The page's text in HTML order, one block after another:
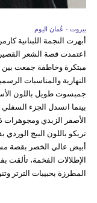
بيروت - عُمان اليوم
أبهرت النجمة اللبنانية
اعتمدت قصة الشعر القصير
مبتكرة وخاطفة جمعت بين
النهارية والمناسبات
جمبسوت طويل باللون
بينما انسدل الجزء
الأصفر الزبدي ومجوهرات
تريكو باللون البيج
أبيض عالي الخصر بقصة
الإطلالات الفخمة، تألقت
المطرزة بحبيبات الترتر